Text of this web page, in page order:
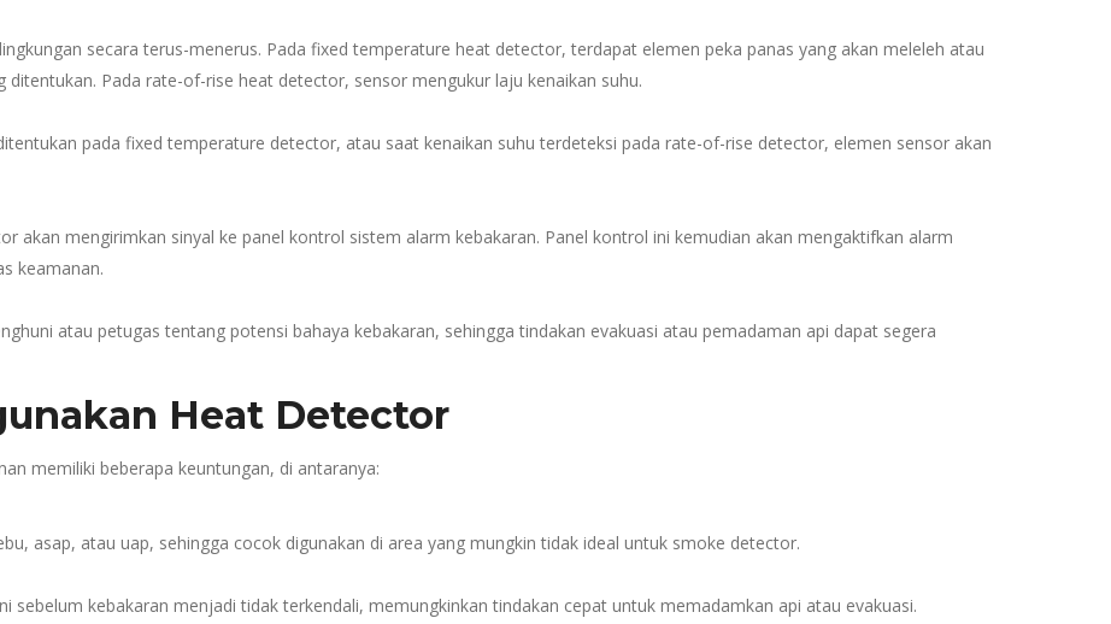
secara terus-menerus. Pada fixed temperature heat detector, terdapat elemen peka panas yang akan meleleh atau
Pada rate-of-rise heat detector, sensor mengukur laju kenaikan suhu.
pada fixed temperature detector, atau saat kenaikan suhu terdeteksi pada rate-of-rise detector, elemen sensor akan
akan mengirimkan sinyal ke panel kontrol sistem alarm kebakaran. Panel kontrol ini kemudian akan mengaktifkan alarm
keamanan.
atau petugas tentang potensi bahaya kebakaran, sehingga tindakan evakuasi atau pemadaman api dapat segera
Heat Detector
memiliki beberapa keuntungan, di antaranya:
asap, atau uap, sehingga cocok digunakan di area yang mungkin tidak ideal untuk smoke detector.
sebelum kebakaran menjadi tidak terkendali, memungkinkan tindakan cepat untuk memadamkan api atau evakuasi.